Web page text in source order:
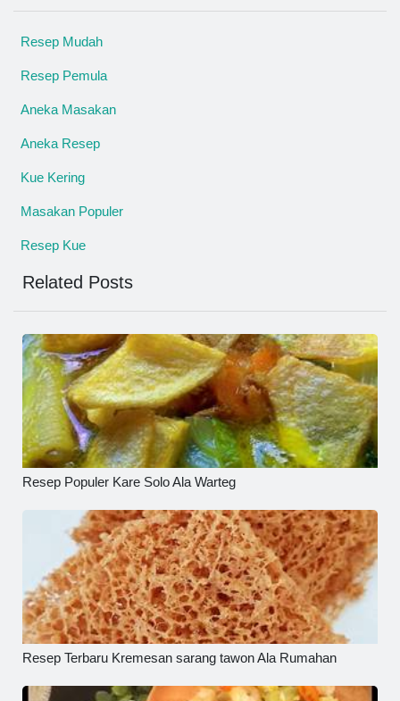
Resep Mudah
Resep Pemula
Aneka Masakan
Aneka Resep
Kue Kering
Masakan Populer
Resep Kue
Related Posts
Resep Populer Kare Solo Ala Warteg
Resep Terbaru Kremesan sarang tawon Ala Rumahan